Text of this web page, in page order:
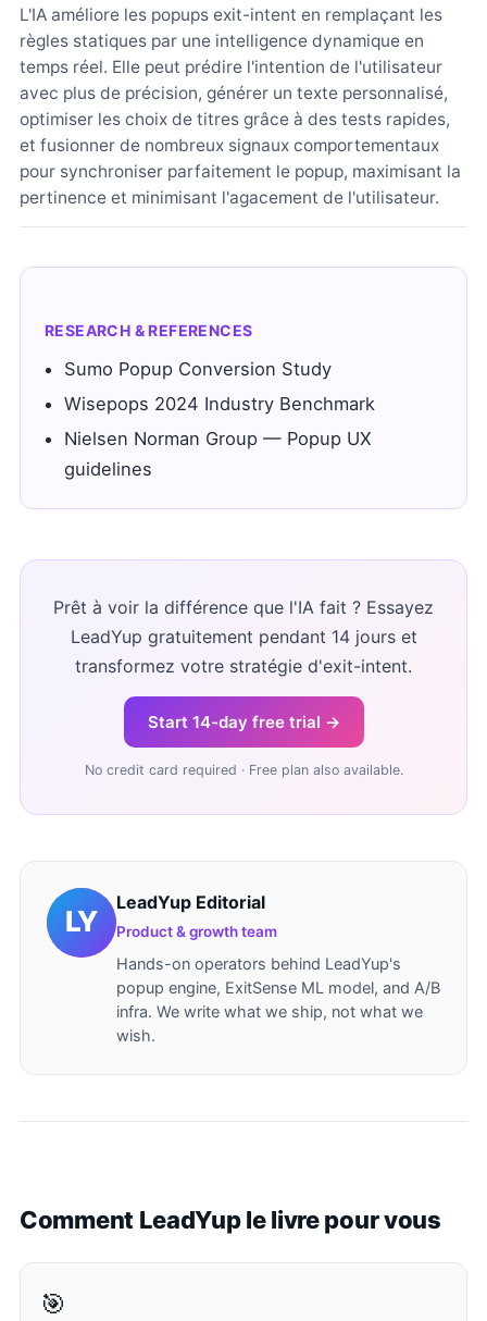
L'IA améliore les popups exit-intent en remplaçant les
règles statiques par une intelligence dynamique en
temps réel. Elle peut prédire l'intention de l'utilisateur
avec plus de précision, générer un texte personnalisé,
optimiser les choix de titres grâce à des tests rapides,
et fusionner de nombreux signaux comportementaux
pour synchroniser parfaitement le popup, maximisant la
pertinence et minimisant l'agacement de l'utilisateur.
RESEARCH & REFERENCES
Sumo Popup Conversion Study
Wisepops 2024 Industry Benchmark
Nielsen Norman Group — Popup UX
guidelines
Prêt à voir la différence que l'IA fait ? Essayez
LeadYup gratuitement pendant 14 jours et
transformez votre stratégie d'exit-intent.
Start 14-day free trial →
No credit card required · Free plan also available.
LeadYup Editorial
Product & growth team
Hands-on operators behind LeadYup's
popup engine, ExitSense ML model, and A/B
infra. We write what we ship, not what we
wish.
Comment LeadYup le livre pour vous
🎯